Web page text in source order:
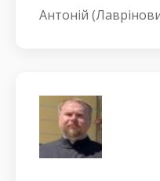
Антоній